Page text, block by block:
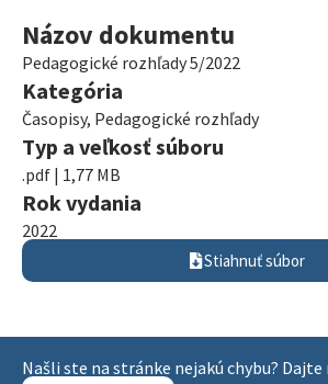
Názov dokumentu
Pedagogické rozhľady 5/2022
Kategória
Časopisy, Pedagogické rozhľady
Typ a veľkosť súboru
.pdf | 1,77 MB
Rok vydania
2022
Stiahnuť súbor
Našli ste na stránke nejakú chybu? Dajte